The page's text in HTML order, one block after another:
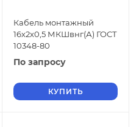
Кабель монтажный
16х2х0,5 МКШвнг(А) ГОСТ
10348-80
По запросу
КУПИТЬ